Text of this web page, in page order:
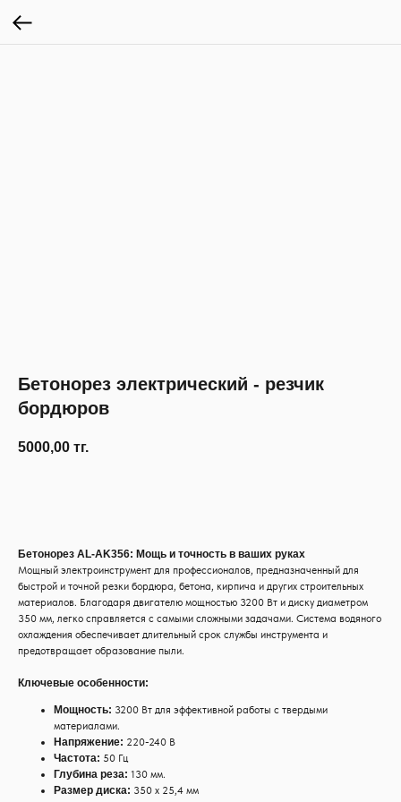
Бетонорез электрический - резчик
бордюров
5000,00 тг.
Бетонорез AL-AK356: Мощь и точность в ваших руках
Мощный электроинструмент для профессионалов, предназначенный для
быстрой и точной резки бордюра, бетона, кирпича и других строительных
материалов. Благодаря двигателю мощностью 3200 Вт и диску диаметром
350 мм, легко справляется с самыми сложными задачами. Система водяного
охлаждения обеспечивает длительный срок службы инструмента и
предотвращает образование пыли.
Ключевые особенности:
Мощность: 3200 Вт для эффективной работы с твердыми
материалами.
Напряжение: 220-240 В
Частота: 50 Гц
Глубина реза: 130 мм.
Размер диска: 350 х 25,4 мм